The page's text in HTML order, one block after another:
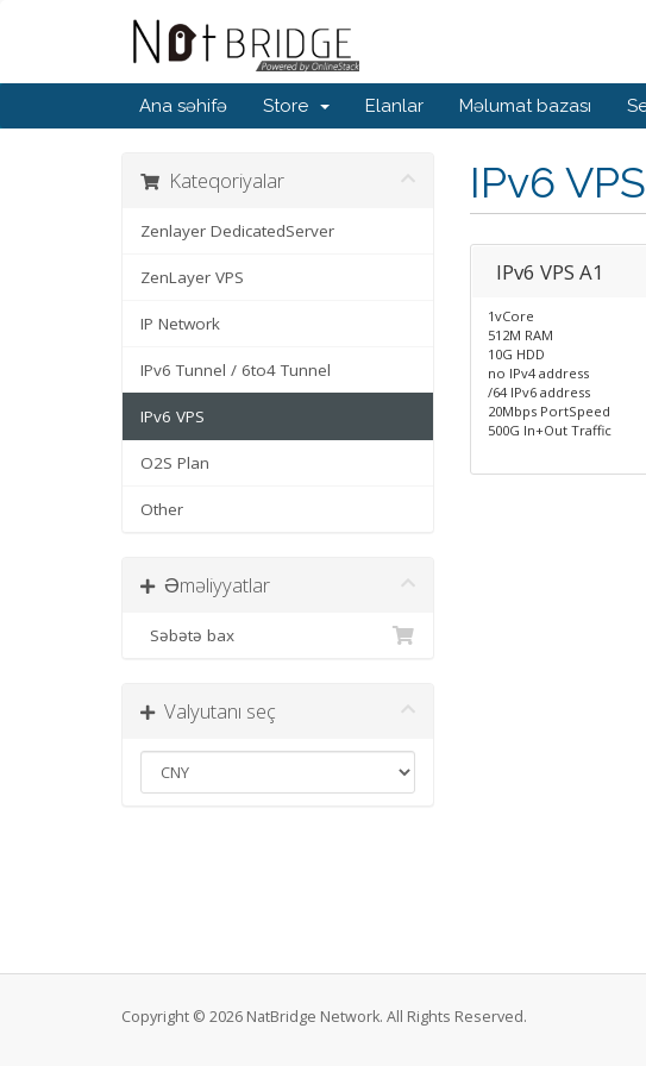
Ana səhifə Store Elanlar Məlumat bazası
IPv6 VPS
Kateqoriyalar
Zenlayer DedicatedServer
ZenLayer VPS
IP Network
IPv6 Tunnel / 6to4 Tunnel
IPv6 VPS
O2S Plan
Other
Əməliyyatlar
Səbətə bax
Valyutanı seç
IPv6 VPS A1
1vCore
512M RAM
10G HDD
no IPv4 address
/64 IPv6 address
20Mbps PortSpeed
500G In+Out Traffic
Copyright © 2026 NatBridge Network. All Rights Reserved.